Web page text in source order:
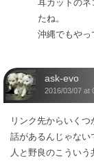
耳カットのネ
たね。
沖縄でもやっ
ask-evo
2016/03/07 at
リンク先からいく
話があるんじゃない
人と野良のこういう